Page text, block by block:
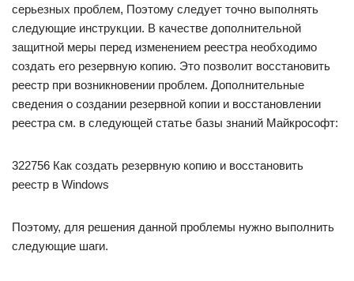
серьезных проблем, Поэтому следует точно выполнять
следующие инструкции. В качестве дополнительной
защитной меры перед изменением реестра необходимо
создать его резервную копию. Это позволит восстановить
реестр при возникновении проблем. Дополнительные
сведения о создании резервной копии и восстановлении
реестра см. в следующей статье базы знаний Майкрософт:
322756 Как создать резервную копию и восстановить
реестр в Windows
Поэтому, для решения данной проблемы нужно выполнить
следующие шаги.